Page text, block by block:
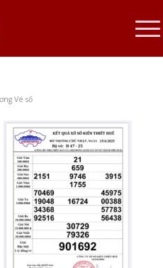
Vé số